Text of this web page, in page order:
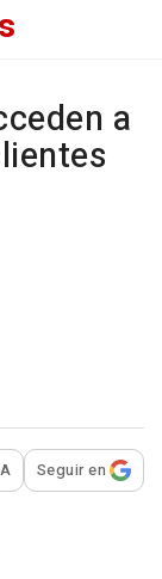
a
para
Seguir en